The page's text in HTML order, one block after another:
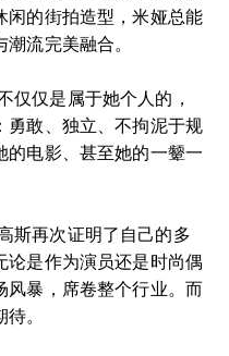
闲的街拍造型，米娅总能
流完美融合。
仅仅是属于她个人的，
勇敢、独立、不拘泥于规
的电影、甚至她的一颦一
斯再次证明了自己的多
论是作为演员还是时尚偶
风暴，席卷整个行业。而
。